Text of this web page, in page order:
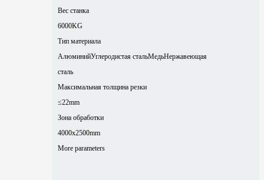
Вес станка
6000KG
Тип материала
АлюминийУглеродистая стальМедьНержавеющая
сталь
Максимальная толщина резки
≤22mm
Зона обработки
4000x2500mm
More parameters